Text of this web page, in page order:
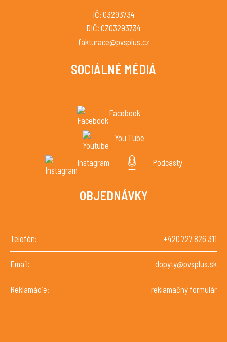
IČ: 03293734
DIČ: CZ03293734
fakturace@pvsplus.cz
SOCIÁLNÉ MÉDIÁ
Facebook
You Tube
Instagram Podcasty
OBJEDNÁVKY
Telefón: +420 727 826 311
Email: dopyty@pvsplus.sk
Reklamácie: reklamačný formulár